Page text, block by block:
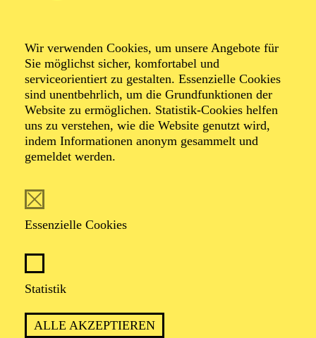
Wir verwenden Cookies, um unsere Angebote für
Sie möglichst sicher, komfortabel und
serviceorientiert zu gestalten. Essenzielle Cookies
sind unentbehrlich, um die Grundfunktionen der
Website zu ermöglichen. Statistik-Cookies helfen
uns zu verstehen, wie die Website genutzt wird,
indem Informationen anonym gesammelt und
gemeldet werden.
Essenzielle Cookies
Statistik
ALLE AKZEPTIEREN
Foto: privat
Lothar Kittstein
Lothar Kittstein
und Bonn. Nach der Promotion in Neuerer Geschichte
war er drei Jahre als Headhunter in einer kleinen